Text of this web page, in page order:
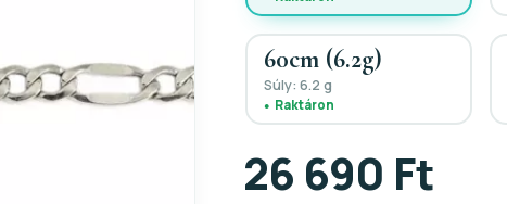
60cm (6.2g)
Súly: 6.2 g
Raktáron
26 690 Ft